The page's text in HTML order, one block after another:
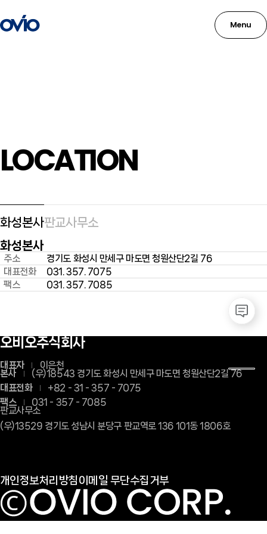
Menu
LOCATION
화성본사판교사무소
화성본사
주소
경기도 화성시 만세구 마도면 청원산단2길 76
대표전화
031. 357. 7075
팩스
031. 357. 7085
오비오주식회사
대표자
이은천
본사
(우)18543 경기도 화성시 만세구 마도면 청원산단2길 76
대표전화
+82 - 31 - 357 - 7075
팩스
031 - 357 - 7085
판교사무소
(우)13529 경기도 성남시 분당구 판교역로 136 101동 1806호
개인정보처리방침 이메일 무단수집거부